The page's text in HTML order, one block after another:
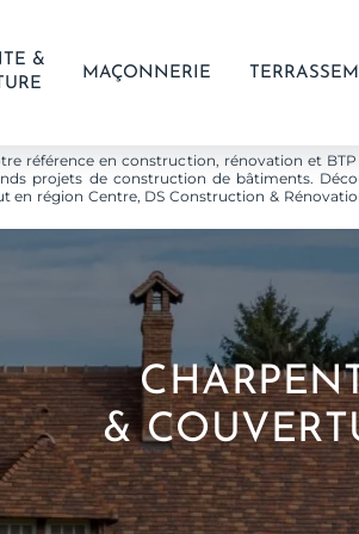
&
MAÇONNERIE
référence en construction, rénovation et
projets de construction de bâtiments.
en région Centre, DS Construction &
&